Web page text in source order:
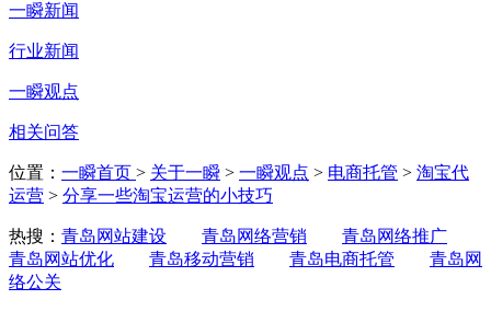
一瞬新闻
行业新闻
一瞬观点
相关问答
位置： 一瞬首页 > 关于一瞬 > 一瞬观点 > 电商托管 > 淘宝代
运营 > 分享一些淘宝运营的小技巧
热搜： 青岛网站建设 青岛网络营销
青岛网络推广
青岛网站优化
青岛移动营销 青岛电商托管
青岛网
络公关